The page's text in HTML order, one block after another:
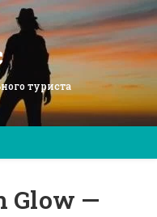
туриста
Glow —